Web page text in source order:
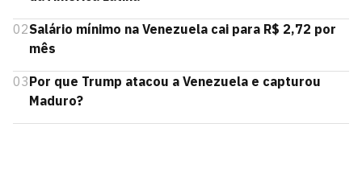
02Salário mínimo na Venezuela cai para R$ 2,72 por
mês
03Por que Trump atacou a Venezuela e capturou
Maduro?